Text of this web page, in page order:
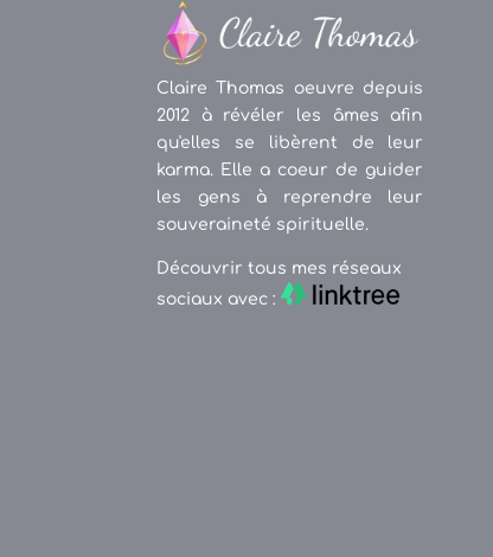
Claire Thomas oeuvre depuis
2012 à révéler les âmes afin
qu'elles se libèrent de leur
karma. Elle a coeur de guider
les gens à reprendre leur
souveraineté spirituelle.
Découvrir tous mes réseaux
sociaux avec :